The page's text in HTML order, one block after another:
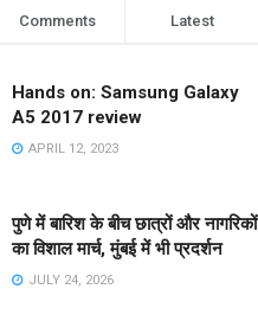
Comments Latest
Hands on: Samsung Galaxy
A5 2017 review
APRIL 12, 2023
पुणे में बारिश के बीच छात्रों और नागरिकों
का विशाल मार्च, मुंबई में भी प्रदर्शन
JULY 24, 2026